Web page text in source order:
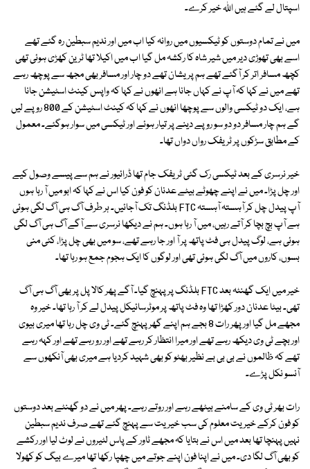
اسپتال لے گئے ہیں اللہ خیر کرے۔
میں نے تمام دوستوں کو ٹیکسیوں میں روانہ کیا اب میں اور ندیم سبطین رہ گئے تھے
اسے بھی تھوڑی دیر میں شیر شاہ کا رکشہ مل گیا اب میں اکیلا تھا ٹرین کھڑی ہوئی تھی
کچھ مسافر اتر کر آگئے تھے ہم پریشان تھے دو چار اور مسافر بھی مجھ سے پوچھ رہے
تھے میں نے کہا کہ آپ نے کہاں جانا ہے انھوں نے کہا کہ واپس کینٹ اسٹیشن جانا
ہے، ایک دو ٹیکسی والوں سے پوچھا انھوں نے کہا کہ کینٹ اسٹیشن کے 800 روپے لیں
گے ہم چار مسافر دو دو سو روپے دینے پر تیار ہوئے اور ٹیکسی میں سوار ہوگئے۔ معمول
کے مطابق سڑکوں پر ٹریفک رواں دواں تھا۔
خیر نرسری کے بعد ٹیکسی رک گئی ٹریفک جام تھا ڈرائیور نے ہم سے پیسے وصول کیے
اور چل پڑا۔ میں نے اپنے چھوٹے بیٹے عدنان کو فون کیا اس نے کہا کہ ابو میں آ رہا ہوں
آپ پیدل چل کر آہستہ آہستہ FTC بلڈنگ تک آجائیں۔ ہر طرف آگ ہی آگ لگی ہوئی
ہے آپ بچ بچا کر آتے رہیں، میں آ رہا ہوں۔ ہم نے دیکھا نرسری سے آگے آگ ہی آگ لگی
ہوئی ہے، لوگ پیدل ہی فٹ پاتھ پر آ اور جا رہے تھے، سو میں بھی چل پڑا، کئی منی
بسوں، کاروں میں آگ لگی ہوئی تھی اور لوگوں کا ایک ہجوم جمع ہو رہا تھا۔
خیر میں ایک گھنٹہ بعد FTC بلڈنگ پر پہنچ گیا۔ آگے پھر کالا پل پر بھی آگ ہی آگ
تھی۔ بیٹا عدنان دور کھڑا تھا وہ فٹ پاتھ پر موٹرسائیکل پیدل لے کر آ رہا تھا۔ خیر وہ
مجھے مل گیا اور پھر رات 8 بجے ہم اپنے گھر پہنچ گئے۔ ٹی وی چل رہا تھا میری بیوی
اور بچے ٹی وی دیکھ رہے تھے اور میرا انتظار کر رہے تھے اور رو رہے تھے اور کہہ رہے
تھے کہ ظالموں نے بی بی بے نظیر بھٹو کو بھی شہید کردیا ہے میری بھی آنکھوں سے
آنسو نکل پڑے۔
رات بھر ٹی وی کے سامنے بیٹھے رہے اور روتے رہے۔ پھر میں نے دو گھنٹے بعد دوستوں
کو فون کرکے خیریت معلوم کی سب خیریت سے پہنچ گئے تھے صرف ندیم سبطین
نہیں پہنچا تھا بعد میں اس نے بتایا کہ مجھے ٹاور کے پاس لٹیروں نے لوٹ لیا اور رکشے
کو بھی آگ لگا دی۔ میں نے اپنا فون اپنے جوتے میں چھپا رکھا تھا میرے بیگ کو کھولا